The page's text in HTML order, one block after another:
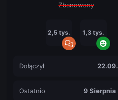
Zbanowany
2,5 tys. 1,3 tys.
Dołączył
Ostatnio 9 Sierpnia